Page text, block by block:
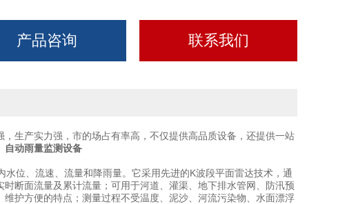
产品咨询 联系我们
，生产实力强，市的场占有率高，不仅提供高品质设备，还提供一站
自动雨量监测设备
位、流速、流量和降雨量。它采用先进的K波段平面雷达技术，通
断面流量及累计流量；可用于河道、灌渠、地下排水管网、防汛预
护方便的特点；测量过程不受温度、泥沙、河流污染物、水面漂浮